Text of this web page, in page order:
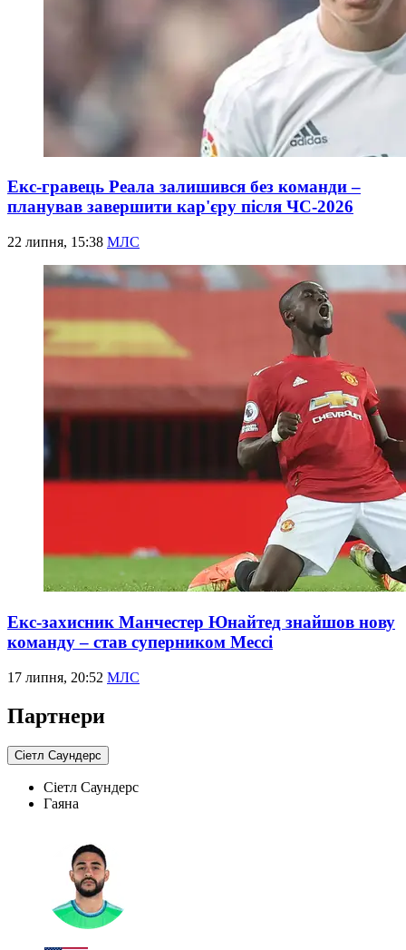
Екс-гравець Реала залишився без команди –
планував завершити кар'єру після ЧС-2026
22 липня, 15:38 МЛС
Екс-захисник Манчестер Юнайтед знайшов нову
команду – став суперником Мессі
17 липня, 20:52 МЛС
Партнери
Сіетл Саундерс
Сіетл Саундерс
Гаяна